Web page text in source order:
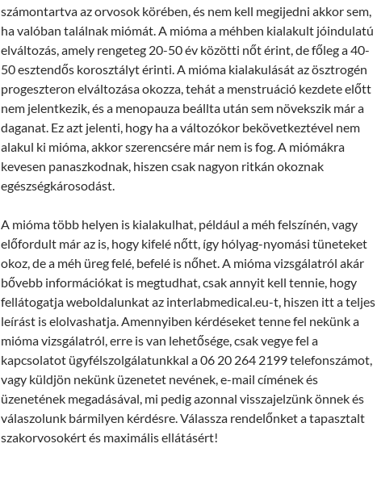
számontartva az orvosok körében, és nem kell megijedni akkor sem,
ha valóban találnak miómát. A mióma a méhben kialakult jóindulatú
elváltozás, amely rengeteg 20-50 év közötti nőt érint, de főleg a 40-
50 esztendős korosztályt érinti. A mióma kialakulását az ösztrogén
progeszteron elváltozása okozza, tehát a menstruáció kezdete előtt
nem jelentkezik, és a menopauza beállta után sem növekszik már a
daganat. Ez azt jelenti, hogy ha a változókor bekövetkeztével nem
alakul ki mióma, akkor szerencsére már nem is fog. A miómákra
kevesen panaszkodnak, hiszen csak nagyon ritkán okoznak
egészségkárosodást.
A mióma több helyen is kialakulhat, például a méh felszínén, vagy
előfordult már az is, hogy kifelé nőtt, így hólyag-nyomási tüneteket
okoz, de a méh üreg felé, befelé is nőhet. A mióma vizsgálatról akár
bővebb információkat is megtudhat, csak annyit kell tennie, hogy
fellátogatja weboldalunkat az interlabmedical.eu-t, hiszen itt a teljes
leírást is elolvashatja. Amennyiben kérdéseket tenne fel nekünk a
mióma vizsgálatról, erre is van lehetősége, csak vegye fel a
kapcsolatot ügyfélszolgálatunkkal a 06 20 264 2199 telefonszámot,
vagy küldjön nekünk üzenetet nevének, e-mail címének és
üzenetének megadásával, mi pedig azonnal visszajelzünk önnek és
válaszolunk bármilyen kérdésre. Válassza rendelőnket a tapasztalt
szakorvosokért és maximális ellátásért!